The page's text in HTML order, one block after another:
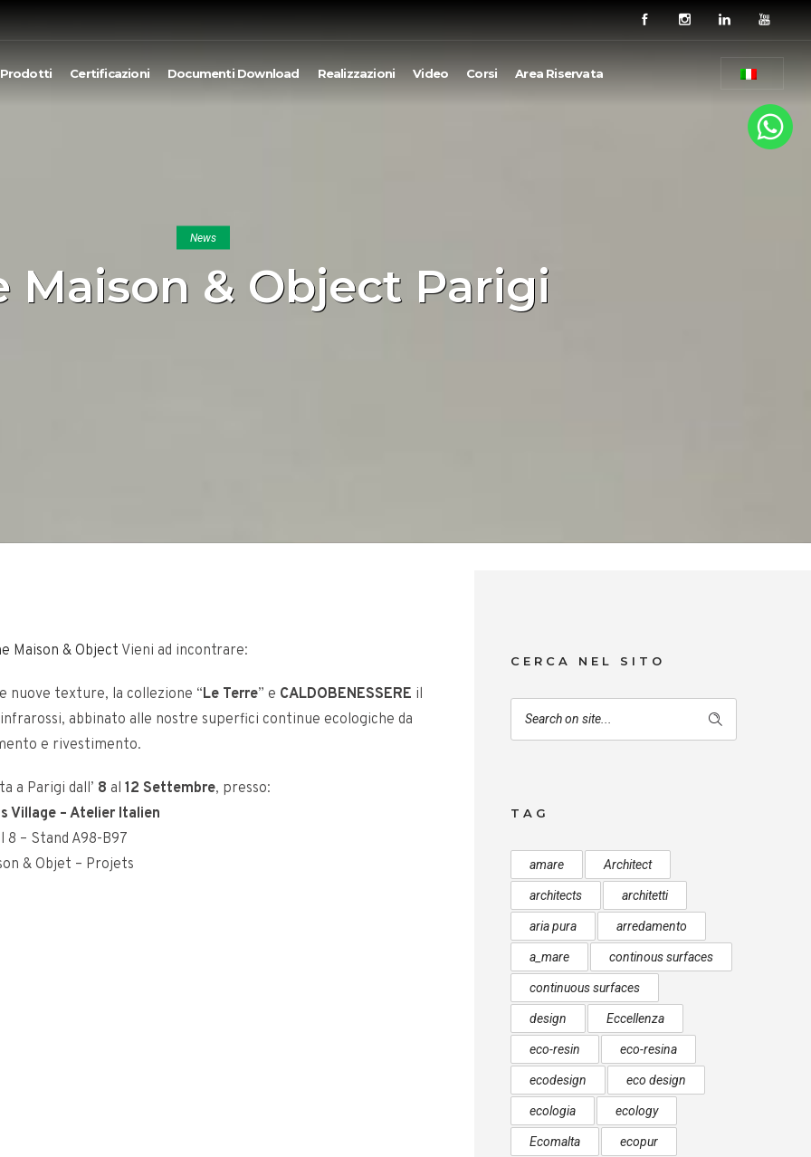
Prodotti Certificazioni Documenti Download Realizzazioni Video Corsi Area Riservata
News
Maison & Object Parigi
Maison & Object Vieni ad incontrare:
nuove texture, la collezione “Le Terre” e CALDOBENESSERE il
abbinato alle nostre superfici continue ecologiche da
e rivestimento.
a Parigi dall’ 8 al 12 Settembre, presso:
Village – Atelier Italien
8 – Stand A98-B97
& Objet – Projets
CERCA NEL SITO
TAG
amare Architect
architects architetti
aria pura arredamento
a_mare continous surfaces
continuous surfaces
design Eccellenza
eco-resin eco-resina
ecodesign eco design
ecologia ecology
Ecomalta ecopur